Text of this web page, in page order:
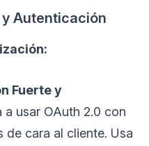
y Autenticación
Fuerte y
a usar OAuth 2.0 con
de cara al cliente. Usa